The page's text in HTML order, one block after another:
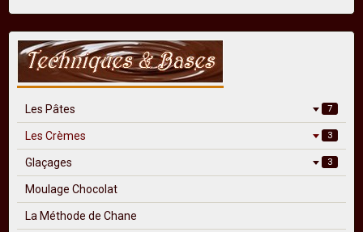
Les Pâtes 7
Les Crèmes 3
Glaçages 3
Moulage Chocolat
La Méthode de Chane